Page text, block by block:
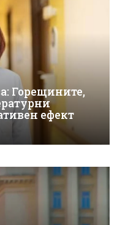
Горещините,
ефект